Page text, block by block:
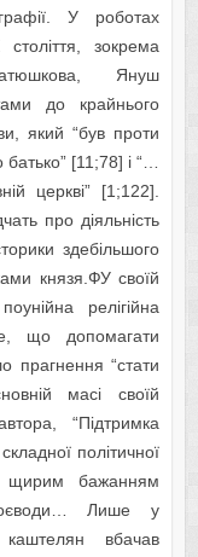
У роботах
століття, зокрема
Януш
до крайнього
який “був проти
[11;78] і “…
церкві” [1;122].
про діяльність
здебільшого
князя.ФУ своїй
релігійна
що допомагати
прагнення “стати
масі своїй
“Підтримка
політичної
щирим бажанням
Лише у
каштелян вбачав